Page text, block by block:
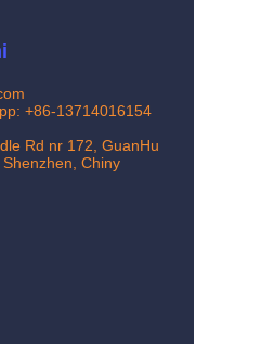
+86-13714016154
Rd nr 172, GuanHu
Chiny